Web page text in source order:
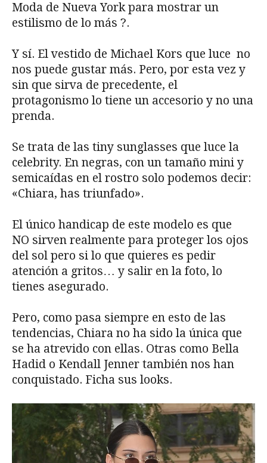
Moda de Nueva York para mostrar un
estilismo de lo más ?.
Y sí. El vestido de Michael Kors que luce no
nos puede gustar más. Pero, por esta vez y
sin que sirva de precedente, el
protagonismo lo tiene un accesorio y no una
prenda.
Se trata de las tiny sunglasses que luce la
celebrity. En negras, con un tamaño mini y
semicaídas en el rostro solo podemos decir:
«Chiara, has triunfado».
El único handicap de este modelo es que
NO sirven realmente para proteger los ojos
del sol pero si lo que quieres es pedir
atención a gritos… y salir en la foto, lo
tienes asegurado.
Pero, como pasa siempre en esto de las
tendencias, Chiara no ha sido la única que
se ha atrevido con ellas. Otras como Bella
Hadid o Kendall Jenner también nos han
conquistado. Ficha sus looks.